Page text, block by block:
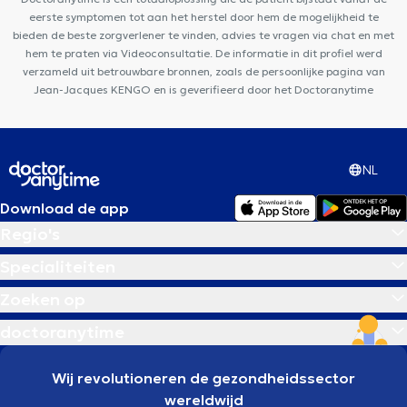
eerste symptomen tot aan het herstel door hem de mogelijkheid te
bieden de beste zorgverlener te vinden, advies te vragen via chat en met
hem te praten via Videoconsultatie. De informatie in dit profiel werd
verzameld uit betrouwbare bronnen, zoals de persoonlijke pagina van
Jean-Jacques KENGO en is geverifieerd door het Doctoranytime
NL
Download de app
Wij revolutioneren de gezondheidssector
wereldwijd